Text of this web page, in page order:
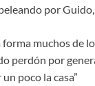
por
muchos de
perdón por
poco la casa”